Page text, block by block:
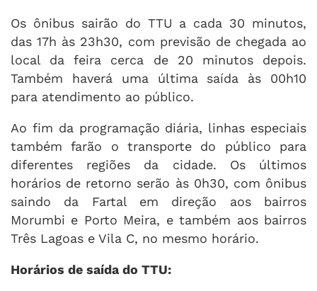
Os ônibus sairão do TTU a cada 30 minutos,
das 17h às 23h30, com previsão de chegada ao
local da feira cerca de 20 minutos depois.
Também haverá uma última saída às 00h10
para atendimento ao público.
Ao fim da programação diária, linhas especiais
também farão o transporte do público para
diferentes regiões da cidade. Os últimos
horários de retorno serão às 0h30, com ônibus
saindo da Fartal em direção aos bairros
Morumbi e Porto Meira, e também aos bairros
Três Lagoas e Vila C, no mesmo horário.
Horários de saída do TTU: